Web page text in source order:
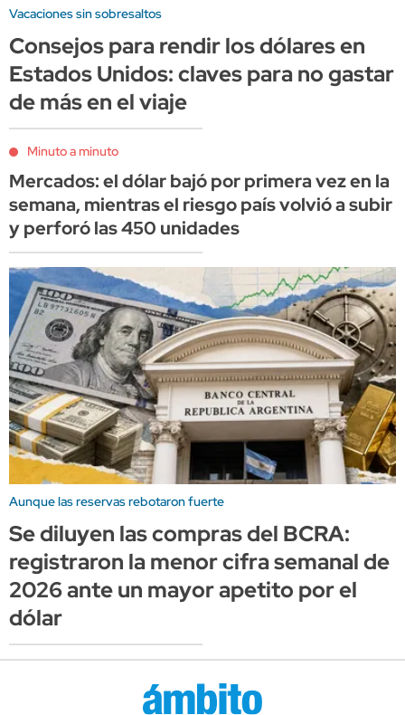
Vacaciones sin sobresaltos
Consejos para rendir los dólares en
Estados Unidos: claves para no gastar
de más en el viaje
Minuto a minuto
Mercados: el dólar bajó por primera vez en la
semana, mientras el riesgo país volvió a subir
y perforó las 450 unidades
Aunque las reservas rebotaron fuerte
Se diluyen las compras del BCRA:
registraron la menor cifra semanal de
2026 ante un mayor apetito por el
dólar